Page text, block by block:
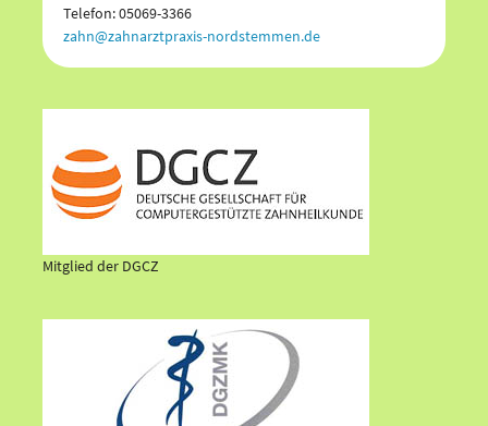
Telefon: 05069-3366
zahn@zahnarztpraxis-nordstemmen.de
Mitglied der DGCZ